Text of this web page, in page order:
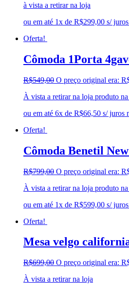
à vista a retirar na loja
ou em até 1x de R$299,00 s/
Oferta!
Cômoda 1Porta
R$549,00 O preço original era:
À vista a retirar na loja produto
ou em até 6x de R$66,50 s/ juros
Oferta!
Cômoda Benetil
R$799,00 O preço original era:
À vista a retirar na loja produto
ou em até 1x de R$599,00 s/
Oferta!
Mesa velgo
R$699,00 O preço original era:
À vista a retirar na loja